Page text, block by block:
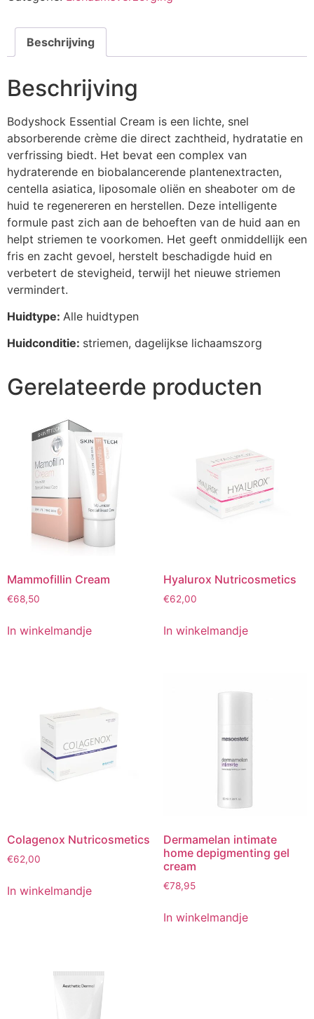
Beschrijving
Beschrijving
Bodyshock Essential Cream is een lichte, snel
absorberende crème die direct zachtheid, hydratatie en
verfrissing biedt. Het bevat een complex van
hydraterende en biobalancerende plantenextracten,
centella asiatica, liposomale oliën en sheaboter om de
huid te regenereren en herstellen. Deze intelligente
formule past zich aan de behoeften van de huid aan en
helpt striemen te voorkomen. Het geeft onmiddellijk een
fris en zacht gevoel, herstelt beschadigde huid en
verbetert de stevigheid, terwijl het nieuwe striemen
vermindert.
Huidtype: Alle huidtypen
Huidconditie: striemen, dagelijkse lichaamszorg
Gerelateerde producten
Mammofillin Cream
€68,50
In winkelmandje
Hyalurox Nutricosmetics
€62,00
In winkelmandje
Colagenox Nutricosmetics
€62,00
In winkelmandje
Dermamelan intimate
home depigmenting gel
cream
€78,95
In winkelmandje